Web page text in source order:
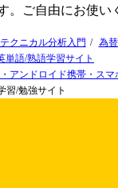
。ご自由にお使い
クニカル分析入門 / 為
単語/熟語学習サイト
・アンドロイド携帯・スマ
習/勉強サイト